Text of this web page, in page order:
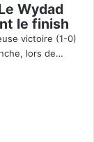
Wydad
le finish
victoire (1-0)
lors de…